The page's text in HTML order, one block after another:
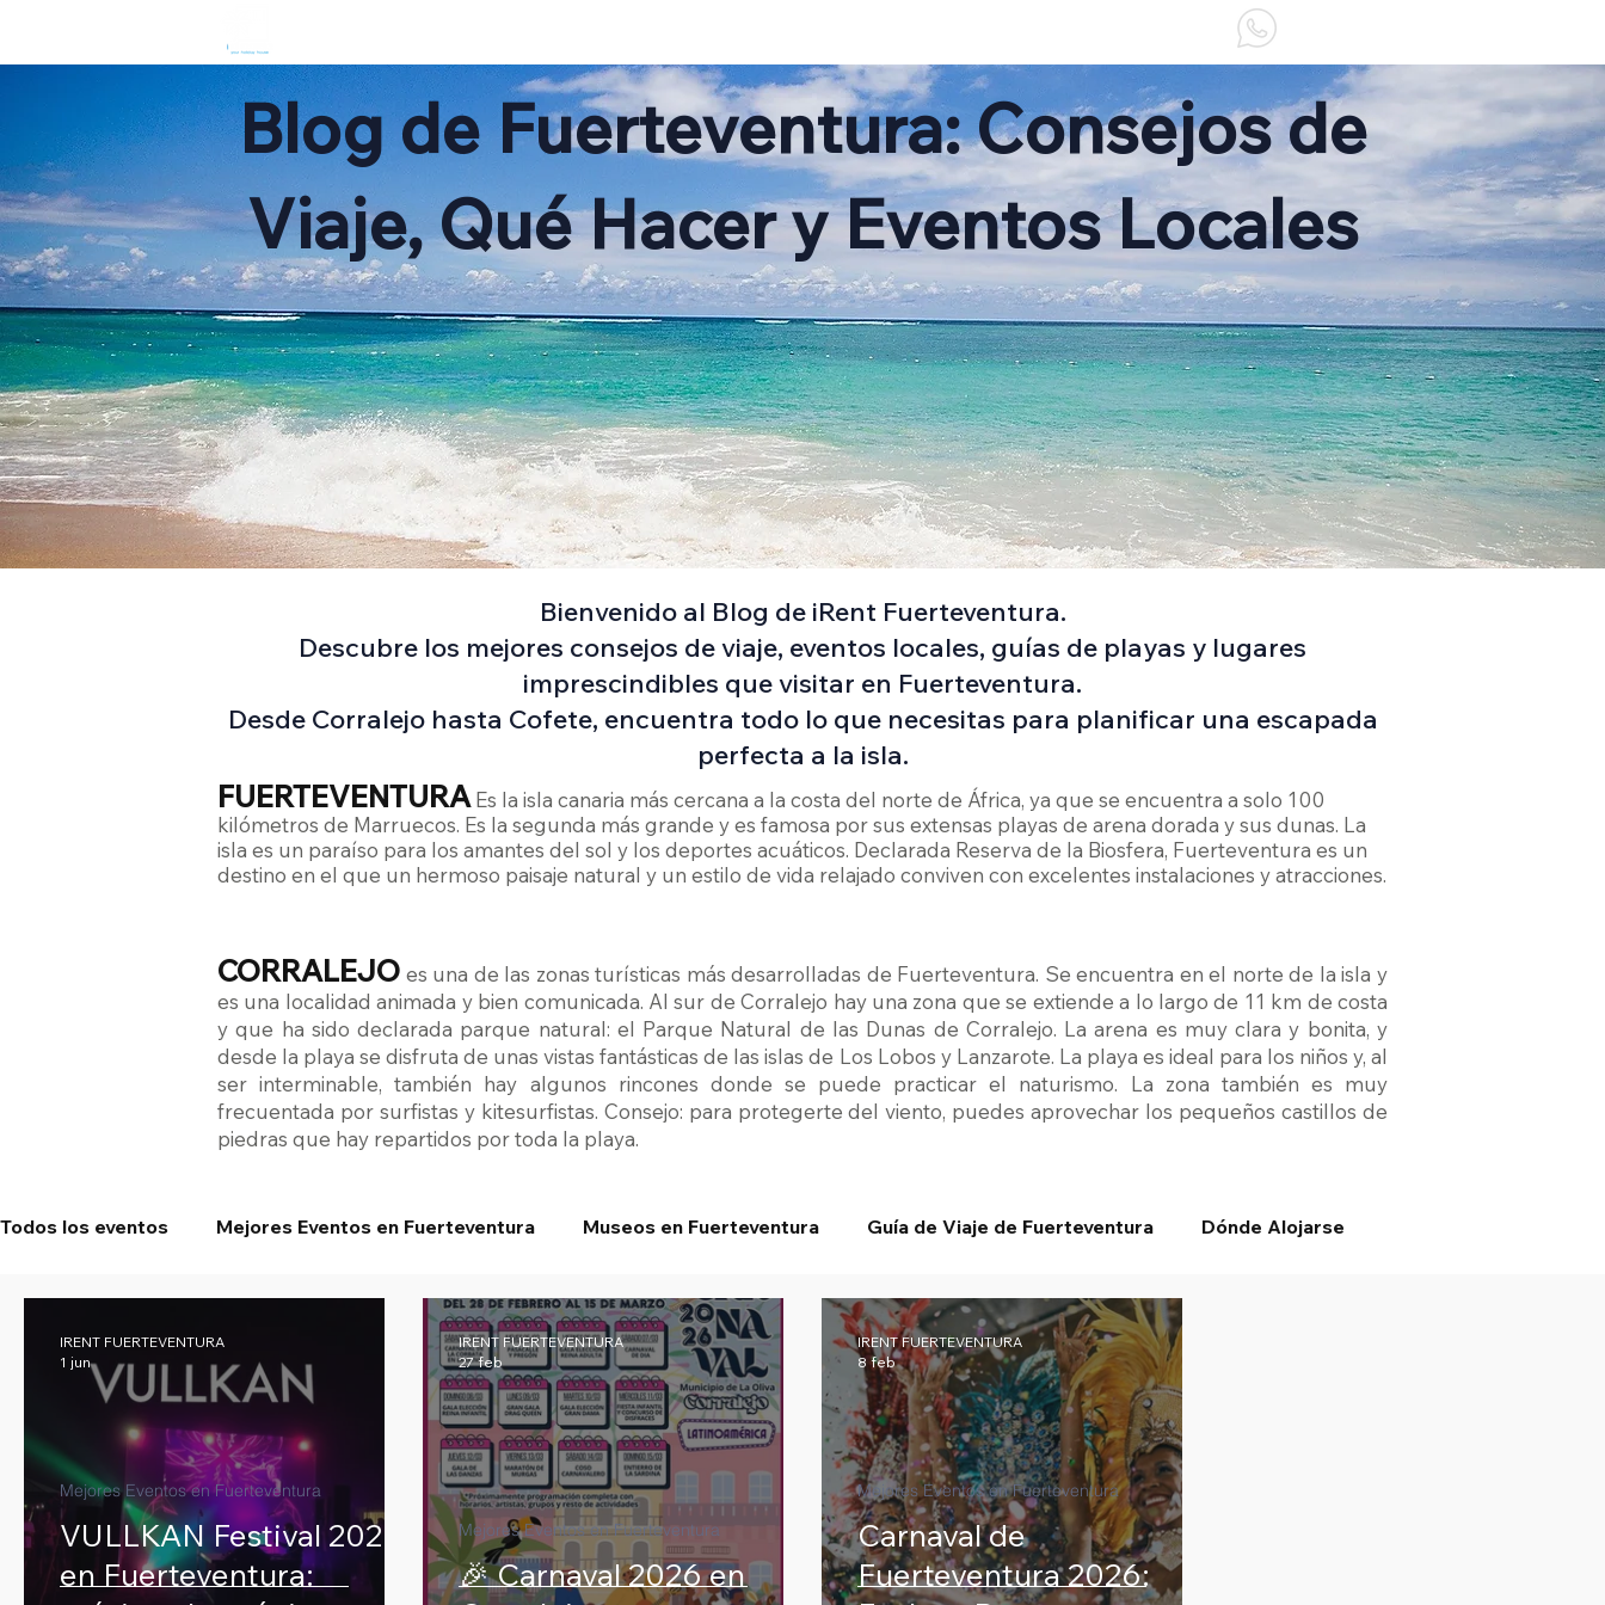
Blog de Fuerteventura: Consejos de
Viaje, Qué Hacer y Eventos Locales
Bienvenido al Blog de iRent Fuerteventura.
Descubre los mejores consejos de viaje, eventos locales, guías de playas y lugares
imprescindibles que visitar en Fuerteventura.
Desde Corralejo hasta Cofete, encuentra todo lo que necesitas para planificar una escapada
perfecta a la isla.
FUERTEVENTURA Es la isla canaria más cercana a la costa del norte de África, ya que se encuentra a solo 100
kilómetros de Marruecos. Es la segunda más grande y es famosa por sus extensas playas de arena dorada y sus dunas. La
isla es un paraíso para los amantes del sol y los deportes acuáticos. Declarada Reserva de la Biosfera, Fuerteventura es un
destino en el que un hermoso paisaje natural y un estilo de vida relajado conviven con excelentes instalaciones y atracciones.
CORRALEJO es una de las zonas turísticas más desarrolladas de Fuerteventura. Se encuentra en el norte de la isla y
es una localidad animada y bien comunicada. Al sur de Corralejo hay una zona que se extiende a lo largo de 11 km de costa
y que ha sido declarada parque natural: el Parque Natural de las Dunas de Corralejo. La arena es muy clara y bonita, y
desde la playa se disfruta de unas vistas fantásticas de las islas de Los Lobos y Lanzarote. La playa es ideal para los niños y, al
ser interminable, también hay algunos rincones donde se puede practicar el naturismo. La zona también es muy
frecuentada por surfistas y kitesurfistas. Consejo: para protegerte del viento, puedes aprovechar los pequeños castillos de
piedras que hay repartidos por toda la playa.
Todos los eventos Mejores Eventos en Fuerteventura Museos en Fuerteventura Guía de Viaje de Fuerteventura Dónde Alojarse
VULLKAN Festival 2026
en Fuerteventura:
Mejores Eventos en Fuerteventura
IRENT FUERTEVENTURA
1 jun
🎉 Carnaval 2026 en
Mejores Eventos en Fuerteventura
IRENT FUERTEVENTURA
27 feb
Carnaval de
Fuerteventura 2026:
Mejores Eventos en Fuerteventura
IRENT FUERTEVENTURA
8 feb